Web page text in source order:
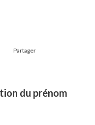
Partager
du prénom